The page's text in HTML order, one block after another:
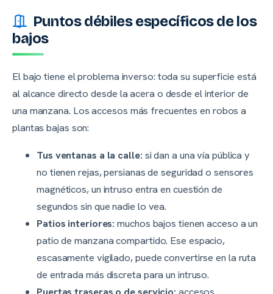
Puntos débiles específicos de los
bajos
El bajo tiene el problema inverso: toda su superficie está
al alcance directo desde la acera o desde el interior de
una manzana. Los accesos más frecuentes en robos a
plantas bajas son:
Tus ventanas a la calle: si dan a una vía pública y
no tienen rejas, persianas de seguridad o sensores
magnéticos, un intruso entra en cuestión de
segundos sin que nadie lo vea.
Patios interiores: muchos bajos tienen acceso a un
patio de manzana compartido. Ese espacio,
escasamente vigilado, puede convertirse en la ruta
de entrada más discreta para un intruso.